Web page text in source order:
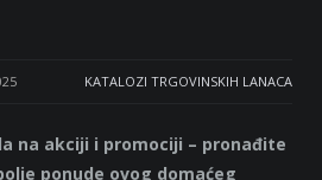
KATALOZI TRGOVINSKIH LANACA
na akciji i promociji – pronađite
ponude ovog domaćeg